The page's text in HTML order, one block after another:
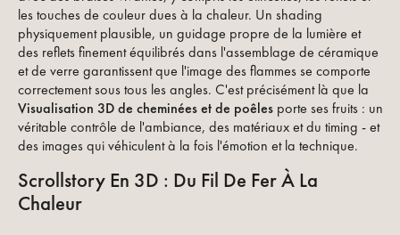
les touches de couleur dues à la chaleur. Un shading
physiquement plausible, un guidage propre de la lumière et
des reflets finement équilibrés dans l'assemblage de céramique
et de verre garantissent que l'image des flammes se comporte
correctement sous tous les angles. C'est précisément là que la
Visualisation 3D de cheminées et de poêlesporte ses fruits : un
véritable contrôle de l'ambiance, des matériaux et du timing - et
des images qui véhiculent à la fois l'émotion et la technique.
Scrollstory En 3D : Du Fil De Fer À La
Chaleur